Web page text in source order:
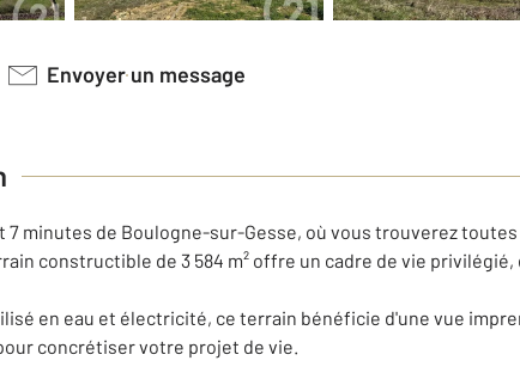
Envoyer un message
7 minutes de Boulogne-sur-Gesse, où vous trouverez
constructible de 3 584 m² offre un cadre de vie
en eau et électricité, ce terrain bénéficie d'une vue
concrétiser votre projet de vie.